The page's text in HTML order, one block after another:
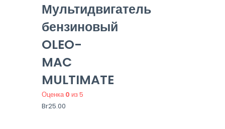
Мультидвигатель
бензиновый
OLEO-
MAC
MULTIMATE
Оценка0 из 5
Br25.00